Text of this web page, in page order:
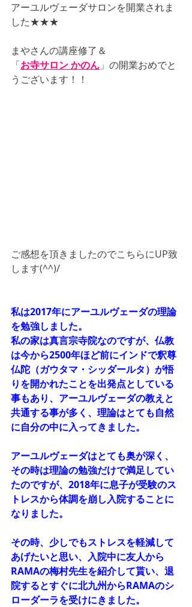
アーユルヴェーダサロンを開業されま
した★★★
まやさんの講座修了＆
「お寺サロン かのん 」の開業おめでと
うございます！！
ご感想を頂きましたのでこちらにUP致
します(^^)/
私は2017年にアーユルヴェーダの理論
を勉強しました。
私の家は真言宗寺院なのですが、仏教
は今から2500年ほど前にインドで釈尊
仏陀（ガウタマ・シッダールタ）が悟
りを開かれたことを出発点としている
事もあり、アーユルヴェーダの教えと
共通する事が多く、理論はとても自然
に自分の中に入ってきました。
アーユルヴェーダはとても奥が深く、
その時は理論の勉強だけで満足してい
たのですが、2018年に息子が受験のス
トレスから体調を崩し入院することに
なりました。
その時、少しでもストレスを軽減して
あげたいと思い、入院中に友人から
RAMAの梅村先生を紹介して貰い、退
院するとすぐに北九州からRAMAのシ
ローダーラを受けにきました。